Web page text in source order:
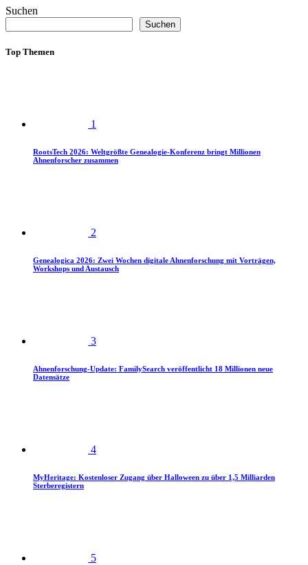
Suchen
Suchen
Top Themen
1
RootsTech 2026: Weltgrößte Genealogie-Konferenz bringt Millionen
Ahnenforscher zusammen
2
Genealogica 2026: Zwei Wochen digitale Ahnenforschung mit Vorträgen,
Workshops und Austausch
3
Ahnenforschung-Update: FamilySearch veröffentlicht 18 Millionen neue
Datensätze
4
MyHeritage: Kostenloser Zugang über Halloween zu über 1,5 Milliarden
Sterberegistern
5